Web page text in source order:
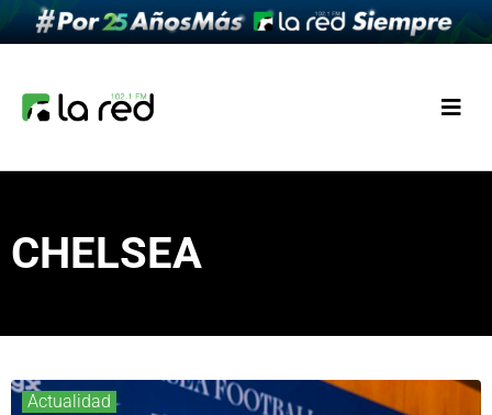
CHELSEA
Actualidad